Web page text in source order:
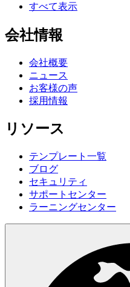
すべて表示
会社情報
会社概要
ニュース
お客様の声
採用情報
リソース
テンプレート一覧
ブログ
セキュリティ
サポートセンター
ラーニングセンター